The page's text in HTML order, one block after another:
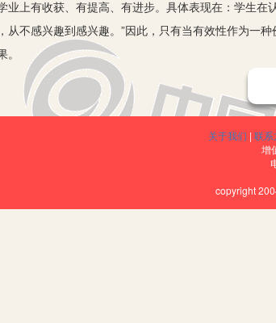
业上有收获、有提高、有进步。具体表现在：学生
从不感兴趣到感兴趣。”因此，只有当有效性作为一
。
面，笔者根据自身实践，从教学的内容、过程、方法
、讲求教学内容的生活化，为历史教学灌注“活水”。
社会史的内容，显得更加亲切、丰满和人文化，更有利
力发掘教材内容与生活实际的联系，增长学生的生
展的规律。所以，历史教师在指导学生学习历史的时
关于我们 | 联系
增
copyright